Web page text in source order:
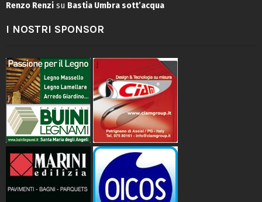
Renzo Renzi su Bastia Umbra sott’acqua
I NOSTRI SPONSOR